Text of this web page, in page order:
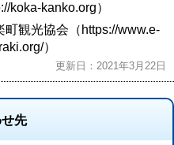
koka-kanko.org）
町観光協会（https://www.e-
）
更新日：2021年3月22日
先